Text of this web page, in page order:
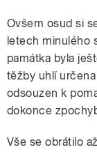
Ovšem osud si
letech minulého
památka byla
těžby uhlí
odsouzen k
dokonce
Vše se obrátilo